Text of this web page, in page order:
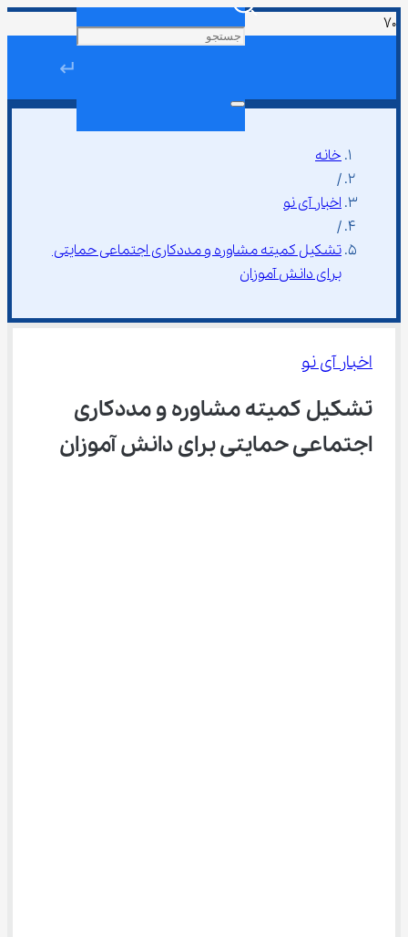
↵
خانه
/
اخبار آی نو
/
تشکیل کمیته مشاوره و مددکاری اجتماعی حمایتی
برای دانش آموزان
اخبار آی نو
تشکیل کمیته مشاوره و مددکاری
اجتماعی حمایتی برای دانش آموزان